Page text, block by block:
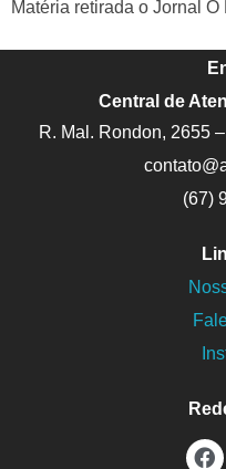
Matéria retirada o Jornal O
Central de
R. Mal. Rondon, 2655
(67)